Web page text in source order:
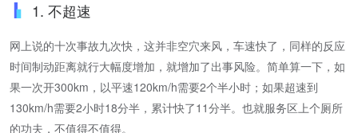
1. 不超速
网上说的十次事故九次快，这并非空穴来风，车速快了，同样的反应
时间制动距离就行大幅度增加，就增加了出事风险。简单算一下，如
果一次开300km，以平速120km/h需要2个半小时；如果超速到
130km/h需要2小时18分半，累计快了11分半。也就服务区上个厕所
的功夫，不值得不值得。